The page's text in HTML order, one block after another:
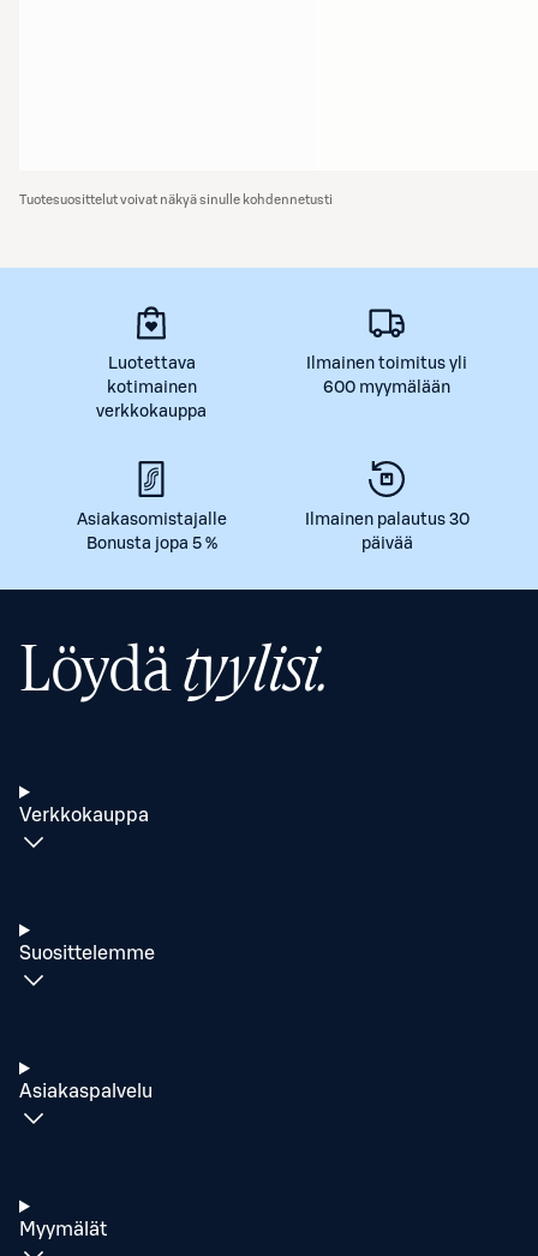
Tuotesuosittelut voivat näkyä sinulle kohdennetusti
Luotettava
kotimainen
verkkokauppa
Ilmainen toimitus yli
600 myymälään
Asiakasomistajalle
Bonusta jopa 5 %
Ilmainen palautus 30
päivää
Löydätyylisi.
Verkkokauppa
Suosittelemme
Asiakaspalvelu
Myymälät